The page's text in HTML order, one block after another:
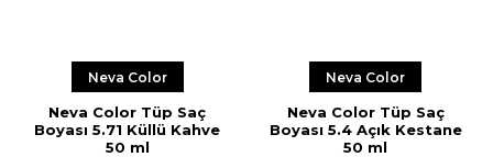
Neva Color
Neva Color Tüp Saç
Boyası 5.71 Küllü Kahve
50 ml
Neva Color
Neva Color Tüp Saç
Boyası 5.4 Açık Kestane
50 ml